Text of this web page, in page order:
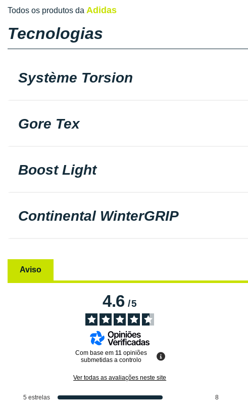
Todos os produtos da Adidas
Tecnologias
Système Torsion
Gore Tex
Boost Light
Continental WinterGRIP
Aviso
4.6/5
Com base em11 opiniões
submetidas a controlo
Ver todas as avaliações neste site
5 estrelas
8